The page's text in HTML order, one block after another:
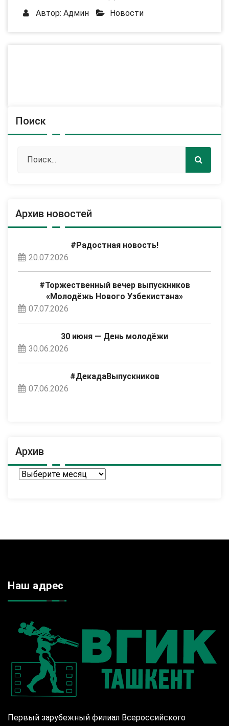
Автор: Админ Новости
Поиск
Архив новостей
#Радостная новость!
20.07.2026
#Торжественный вечер выпускников
«Молодёжь Нового Узбекистана»
07.07.2026
30 июня — День молодёжи
30.06.2026
#ДекадаВыпускников
07.06.2026
Архив
Архив
Наш адрес
Первый зарубежный филиал Всероссийского